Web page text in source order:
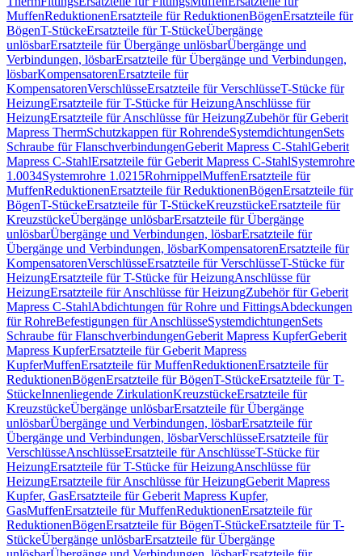
MuffenReduktionenErsatzteile für ReduktionenBögenErsatzteile für
BögenT-StückeErsatzteile für T-StückeÜbergänge
unlösbarErsatzteile für Übergänge unlösbarÜbergänge und
Verbindungen, lösbarErsatzteile für Übergänge und Verbindungen,
lösbarKompensatorenErsatzteile für
KompensatorenVerschlüsseErsatzteile für VerschlüsseT-Stücke für
HeizungErsatzteile für T-Stücke für HeizungAnschlüsse für
HeizungErsatzteile für Anschlüsse für HeizungZubehör für Geberit
Mapress ThermSchutzkappen für RohrendeSystemdichtungenSets
Schraube für FlanschverbindungenGeberit Mapress C-StahlGeberit
Mapress C-StahlErsatzteile für Geberit Mapress C-StahlSystemrohre
1.0034Systemrohre 1.0215RohrnippelMuffenErsatzteile für
MuffenReduktionenErsatzteile für ReduktionenBögenErsatzteile für
BögenT-StückeErsatzteile für T-StückeKreuzstückeErsatzteile für
KreuzstückeÜbergänge unlösbarErsatzteile für Übergänge
unlösbarÜbergänge und Verbindungen, lösbarErsatzteile für
Übergänge und Verbindungen, lösbarKompensatorenErsatzteile für
KompensatorenVerschlüsseErsatzteile für VerschlüsseT-Stücke für
HeizungErsatzteile für T-Stücke für HeizungAnschlüsse für
HeizungErsatzteile für Anschlüsse für HeizungZubehör für Geberit
Mapress C-StahlAbdichtungen für Rohre und FittingsAbdeckungen
für RohreBefestigungen für AnschlüsseSystemdichtungenSets
Schraube für FlanschverbindungenGeberit Mapress KupferGeberit
Mapress KupferErsatzteile für Geberit Mapress
KupferMuffenErsatzteile für MuffenReduktionenErsatzteile für
ReduktionenBögenErsatzteile für BögenT-StückeErsatzteile für T-
StückeInnenliegende ZirkulationKreuzstückeErsatzteile für
KreuzstückeÜbergänge unlösbarErsatzteile für Übergänge
unlösbarÜbergänge und Verbindungen, lösbarErsatzteile für
Übergänge und Verbindungen, lösbarVerschlüsseErsatzteile für
VerschlüsseAnschlüsseErsatzteile für AnschlüsseT-Stücke für
HeizungErsatzteile für T-Stücke für HeizungAnschlüsse für
HeizungErsatzteile für Anschlüsse für HeizungGeberit Mapress
Kupfer, GasErsatzteile für Geberit Mapress Kupfer,
GasMuffenErsatzteile für MuffenReduktionenErsatzteile für
ReduktionenBögenErsatzteile für BögenT-StückeErsatzteile für T-
StückeÜbergänge unlösbarErsatzteile für Übergänge